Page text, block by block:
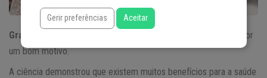
Gratidão
é uma palavra popular no mundo do bem-estar, mas por
um bom motivo.
A ciência demonstrou que existem muitos benefícios para a saúde
Gerir preferências Aceitar